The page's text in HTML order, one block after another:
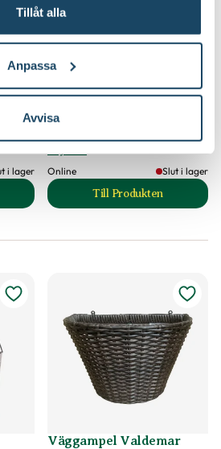
Tillåt alla
Anpassa
Avvisa
i lager
till ampelkruka produktsida
Krukhållare vägg
Online
Slut i lager
Till Produkten
till Krukhållare
Väggampel Valdemar